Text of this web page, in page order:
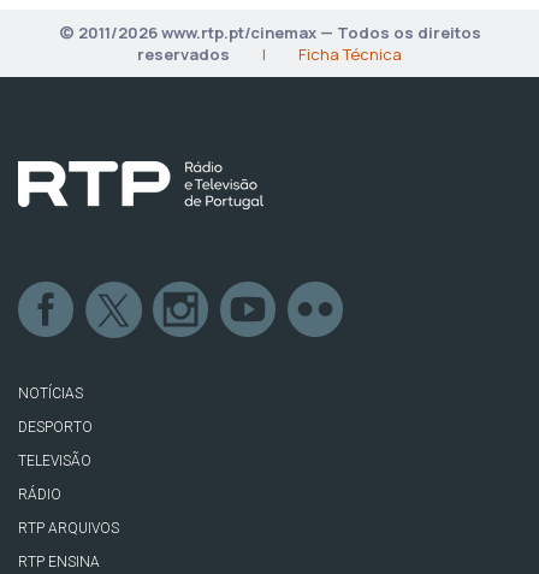
© 2011/2026 www.rtp.pt/cinemax — Todos os direitos
reservados
| Ficha Técnica
NOTÍCIAS
DESPORTO
TELEVISÃO
RÁDIO
RTP ARQUIVOS
RTP ENSINA